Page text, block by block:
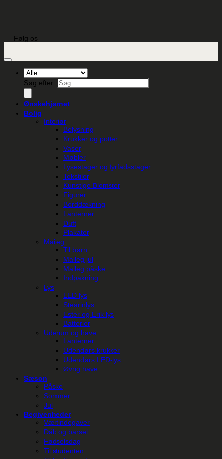
Følg os
Søg efter:
Ønskehjørnet
Bolig
Interiør
Belysning
Krukker og potter
Vaser
Møbler
Lysestager og fyrfadsstager
Tekstiler
Kunstige Blomster
Figurer
Borddækning
Lanterner
Duft
Plakater
Maileg
Til børn
Maileg jul
Maileg påske
Indpakning
Lys
LED lys
Stearinlys
Ester og Erik lys
Batterier
Uderum og have
Lanterner
Udendørs krukker
Udendørs LED-lys
Øvrig have
Sæson
Påske
Sommer
Jul
Begivenheder
Værtindegaver
Dåb og barsel
Fødselsdag
Til studenten